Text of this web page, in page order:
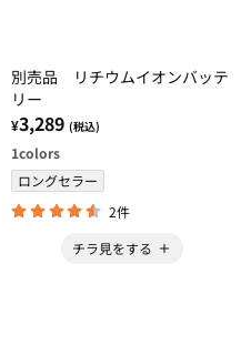
別売品 リチウムイオンバッテ
リー
¥3,289 (税込)
1colors
ロングセラー
2件
チラ見をする